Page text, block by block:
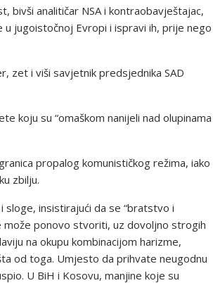
bivši analitičar NSA i kontraobavještajac,
jugoistočnoj Evropi i ispravi ih, prije nego
zet i viši savjetnik predsjednika SAD
koju su “omaškom nanijeli nad olupinama
propalog komunističkog režima, iako
zbilju.
sloge, insistirajući da se “bratstvo i
može ponovo stvoriti, uz dovoljno strogih
na okupu kombinacijom harizme,
od toga. Umjesto da prihvate neugodnu
U BiH i Kosovu, manjine koje su